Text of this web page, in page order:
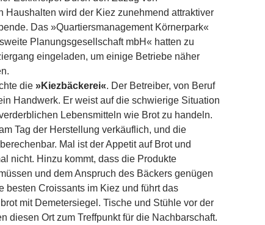
Haushalten wird der Kiez zunehmend attraktiver
Das »Quartiersmanagement Körnerpark«
Planungsgesellschaft mbH« hatten zu
eingeladen, um einige Betriebe näher
die »Kiezbäckerei«. Der Betreiber, von Beruf
Handwerk. Er weist auf die schwierige Situation
Lebensmitteln wie Brot zu handeln.
Tag der Herstellung verkäuflich, und die
Mal ist der Appetit auf Brot und
nicht. Hinzu kommt, dass die Produkte
und dem Anspruch des Bäckers genügen
besten Croissants im Kiez und führt das
mit Demetersiegel. Tische und Stühle vor der
diesen Ort zum Treffpunkt für die Nachbarschaft.